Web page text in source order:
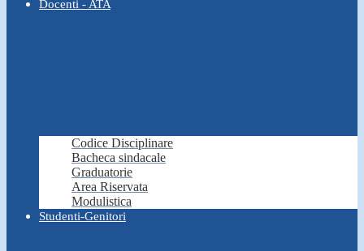
Docenti - ATA
Codice Disciplinare
Bacheca sindacale
Graduatorie
Area Riservata
Modulistica
Studenti-Genitori